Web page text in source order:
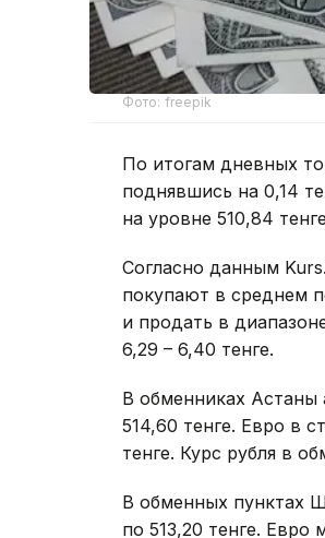
Фото: freepik
По итогам дневных
поднявшись на 0,14
на уровне 510,84
Согласно данным
покупают в среднем
и продать в
6,29 – 6,40 тенге.
В обменниках Астаны
514,60 тенге. Евро в
тенге. Курс рубля в
В обменных пунктах
по 513,20 тенге. Евро